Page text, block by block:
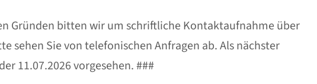
Gründen bitten wir um schriftliche Kontaktaufnahme über
sehen Sie von telefonischen Anfragen ab. Als nächster
11.07.2026 vorgesehen. ###